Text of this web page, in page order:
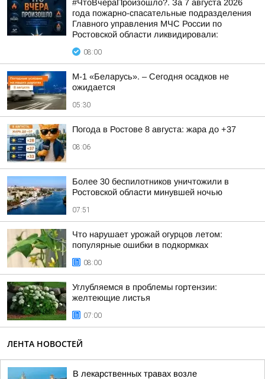
#ЧтоВчераПроизошло?. За 7 августа 2026
года пожарно-спасательные подразделения
Главного управления МЧС России по
Ростовской области ликвидировали:
08:00
М-1 «Беларусь». – Сегодня осадков не
ожидается
05:30
Погода в Ростове 8 августа: жара до +37
08:06
Более 30 беспилотников уничтожили в
Ростовской области минувшей ночью
07:51
Что нарушает урожай огурцов летом:
популярные ошибки в подкормках
08:00
Углубляемся в проблемы гортензии:
желтеющие листья
07:00
ЛЕНТА НОВОСТЕЙ
В лекарственных травах возле